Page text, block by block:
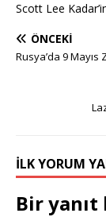
Scott Lee
ÖNCEKI
Rusya’da 9
İLK YORUM
Bir yanıt